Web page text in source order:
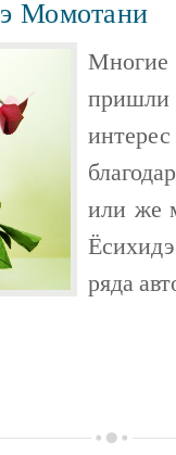
Момотани
пришли
или же
ряда